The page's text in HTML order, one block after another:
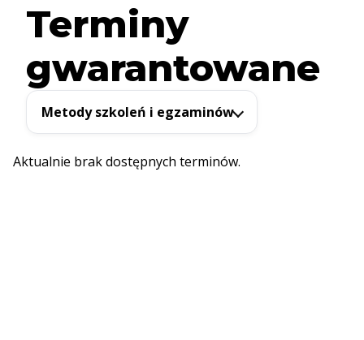
Terminy
gwarantowane
Metody szkoleń i egzaminów
Aktualnie brak dostępnych terminów.